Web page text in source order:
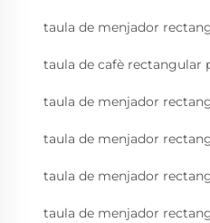
taula de menjador
taula de cafè rectangular
taula de menjador
taula de menjador
taula de menjador
taula de menjador